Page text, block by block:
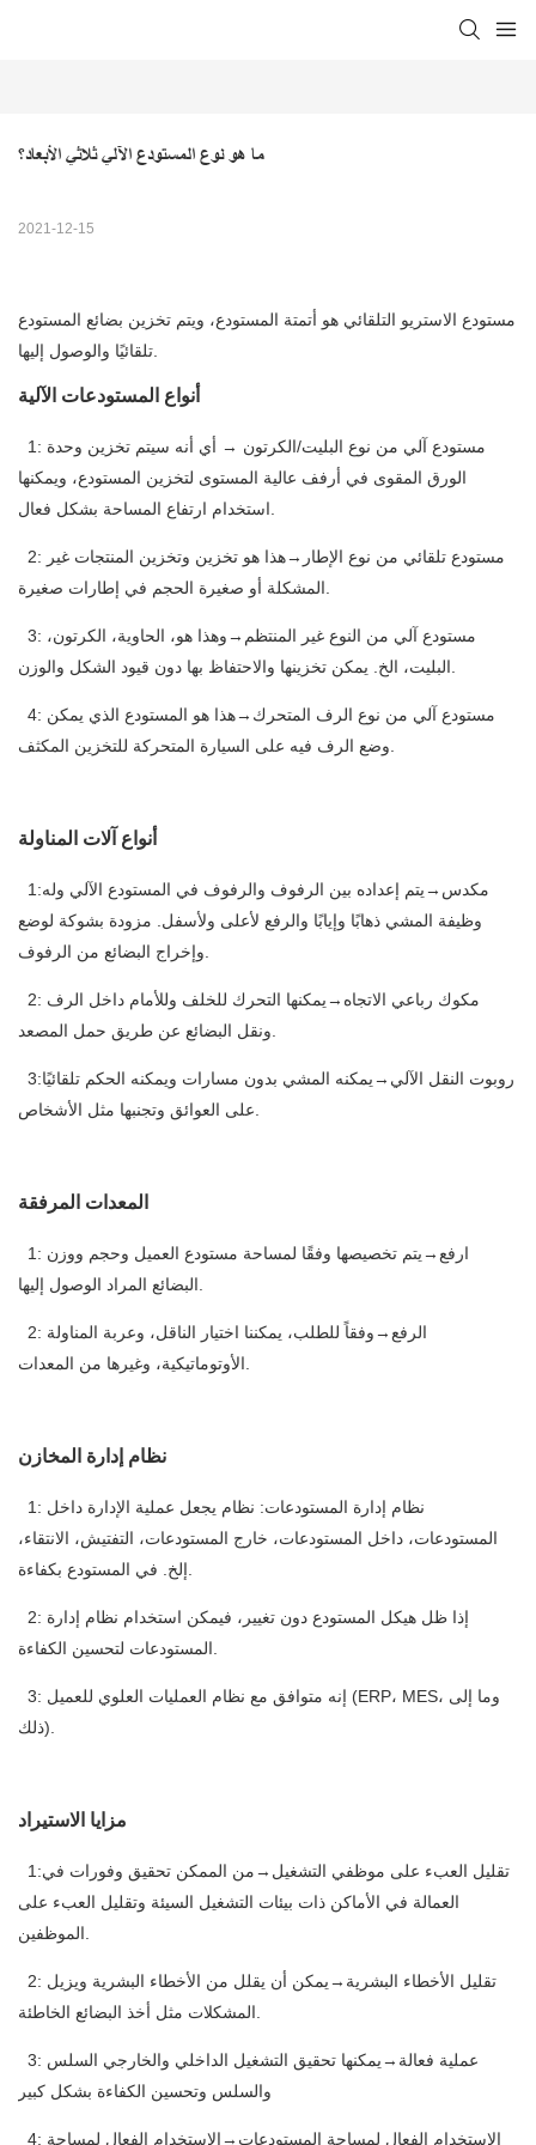
ما هو نوع المستودع الآلي ثلاثي الأبعاد؟
2021-12-15
مستودع الاستريو التلقائي هو أتمتة المستودع، ويتم تخزين بضائع المستودع
تلقائيًا والوصول إليها.
1: مستودع آلي من نوع البليت/الكرتون → أي أنه سيتم تخزين وحدة
الورق المقوى في أرفف عالية المستوى لتخزين المستودع، ويمكنها
استخدام ارتفاع المساحة بشكل فعال.
2: مستودع تلقائي من نوع الإطار→هذا هو تخزين وتخزين المنتجات غير
المشكلة أو صغيرة الحجم في إطارات صغيرة.
3: مستودع آلي من النوع غير المنتظم→وهذا هو، الحاوية، الكرتون،
البليت، الخ. يمكن تخزينها والاحتفاظ بها دون قيود الشكل والوزن.
4: مستودع آلي من نوع الرف المتحرك→هذا هو المستودع الذي يمكن
وضع الرف فيه على السيارة المتحركة للتخزين المكثف.
1:مكدس→يتم إعداده بين الرفوف والرفوف في المستودع الآلي وله
وظيفة المشي ذهابًا وإيابًا والرفع لأعلى ولأسفل. مزودة بشوكة لوضع
وإخراج البضائع من الرفوف.
2: مكوك رباعي الاتجاه→يمكنها التحرك للخلف وللأمام داخل الرف
ونقل البضائع عن طريق حمل المصعد.
3:روبوت النقل الآلي→يمكنه المشي بدون مسارات ويمكنه الحكم تلقائيًا
على العوائق وتجنبها مثل الأشخاص.
1: ارفع→يتم تخصيصها وفقًا لمساحة مستودع العميل وحجم ووزن
البضائع المراد الوصول إليها.
2: الرفع→وفقاً للطلب، يمكننا اختيار الناقل، وعربة المناولة
الأوتوماتيكية، وغيرها من المعدات.
1: نظام إدارة المستودعات: نظام يجعل عملية الإدارة داخل
المستودعات، داخل المستودعات، خارج المستودعات، التفتيش، الانتقاء،
إلخ. في المستودع بكفاءة.
2: إذا ظل هيكل المستودع دون تغيير، فيمكن استخدام نظام إدارة
المستودعات لتحسين الكفاءة.
3: إنه متوافق مع نظام العمليات العلوي للعميل (ERP، MES، وما إلى
ذلك).
1:تقليل العبء على موظفي التشغيل→من الممكن تحقيق وفورات في
العمالة في الأماكن ذات بيئات التشغيل السيئة وتقليل العبء على
الموظفين.
2: تقليل الأخطاء البشرية→يمكن أن يقلل من الأخطاء البشرية ويزيل
المشكلات مثل أخذ البضائع الخاطئة.
3: عملية فعالة→يمكنها تحقيق التشغيل الداخلي والخارجي السلس
والسلس وتحسين الكفاءة بشكل كبير
4: الاستخدام الفعال لمساحة المستودعات→الاستخدام الفعال لمساحة